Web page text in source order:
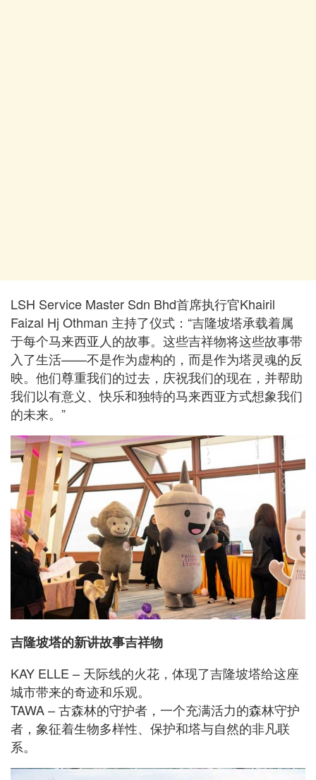
LSH Service Master Sdn Bhd首席执行官Khairil
Faizal Hj Othman 主持了仪式：“吉隆坡塔承载着属
于每个马来西亚人的故事。这些吉祥物将这些故事带
入了生活——不是作为虚构的，而是作为塔灵魂的反
映。他们尊重我们的过去，庆祝我们的现在，并帮助
我们以有意义、快乐和独特的马来西亚方式想象我们
的未来。”
吉隆坡塔的新讲故事吉祥物
KAY ELLE – 天际线的火花，体现了吉隆坡塔给这座
城市带来的奇迹和乐观。
TAWA – 古森林的守护者，一个充满活力的森林守护
者，象征着生物多样性、保护和塔与自然的非凡联
系。